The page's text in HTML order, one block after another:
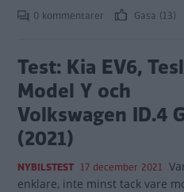
0 kommentarer Gasa (13)
Test: Kia EV6,
Model Y och
Volkswagen ID.4
(2021)
NYBILSTEST 17 december 2021
enklare, inte minst tack vare